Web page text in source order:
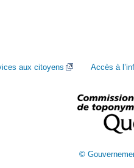
aux citoyens Accès à
©